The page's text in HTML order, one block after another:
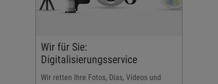
Wir für Sie:
Digitalisierungsservice
Wir retten Ihre Fotos, Dias, Videos und